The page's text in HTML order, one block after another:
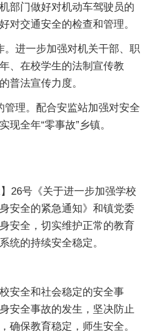
部门做好对机动车驾驶员的
对交通安全的检查和管理。
。进一步加强对机关干部、职
、在校学生的法制宣传教
普法宣传力度。
管理。配合安监站加强对安全
现全年“零事故”乡镇。
26号《关于进一步加强学校
安全的紧急通知》和镇党委
安全，切实维护正常的教育
统的持续安全稳定。
安全和社会稳定的安全事
安全事故的发生，坚决防止
确保教育稳定，师生安全。